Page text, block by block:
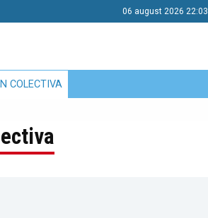
06 august 2026 22:03
COLECTIVA